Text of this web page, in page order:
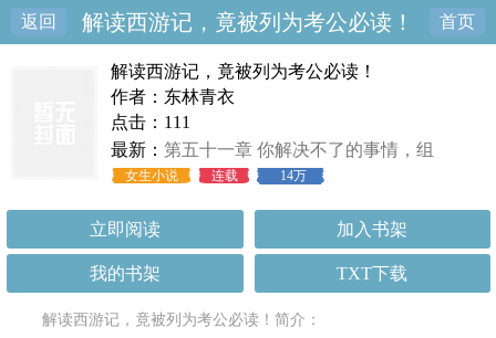
返回 解读西游记，竟被列为考公必读！ 首页
解读西游记，竟被列为考公必读！
作者：东林青衣
点击：111
最新： 第五十一章 你解决不了的事情，组
女生小说 连载 14万
立即阅读 加入书架
我的书架 TXT下载
解读西游记，竟被列为考公必读！简介：